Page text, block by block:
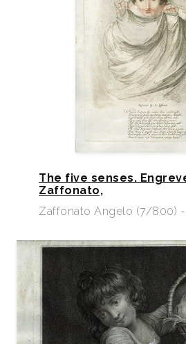
The five senses.
Zaffonato,
Zaffonato Angelo (7/800)